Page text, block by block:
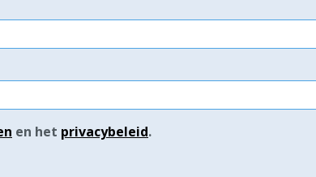
en het privacybeleid.